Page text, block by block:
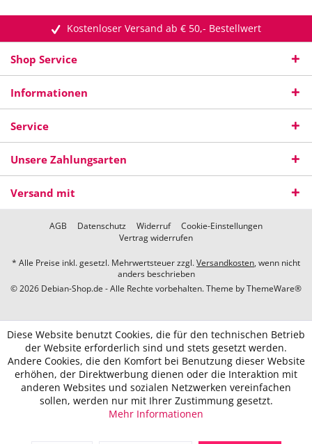
Kostenloser Versand ab € 50,- Bestellwert
Shop Service
Informationen
Service
Unsere Zahlungsarten
Versand mit
AGB Datenschutz Widerruf
Cookie-Einstellungen
Vertrag widerrufen
* Alle Preise inkl. gesetzl. Mehrwertsteuer zzgl.Versandkosten, wenn nicht
anders beschrieben
© 2026 Debian-Shop.de - Alle Rechte vorbehalten. Theme byThemeWare®
Diese Website benutzt Cookies, die für den technischen Betrieb
der Website erforderlich sind und stets gesetzt werden.
Andere Cookies, die den Komfort bei Benutzung dieser Website
erhöhen, der Direktwerbung dienen oder die Interaktion mit
anderen Websites und sozialen Netzwerken vereinfachen
sollen, werden nur mit Ihrer Zustimmung gesetzt.
Mehr Informationen